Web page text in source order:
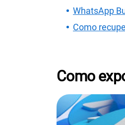
WhatsApp
Como
Como